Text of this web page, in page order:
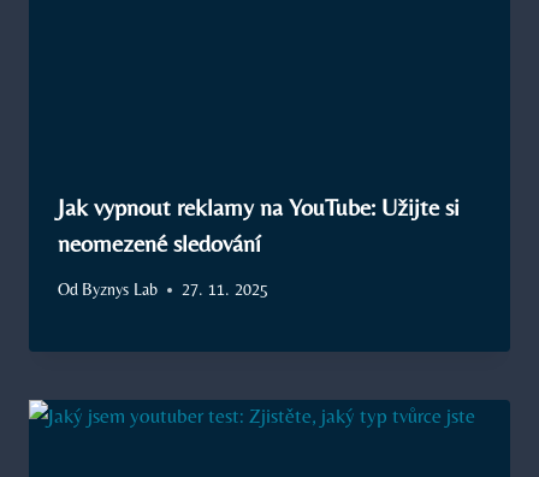
Jak vypnout reklamy na YouTube: Užijte si
neomezené sledování
Od Byznys Lab 27. 11. 2025